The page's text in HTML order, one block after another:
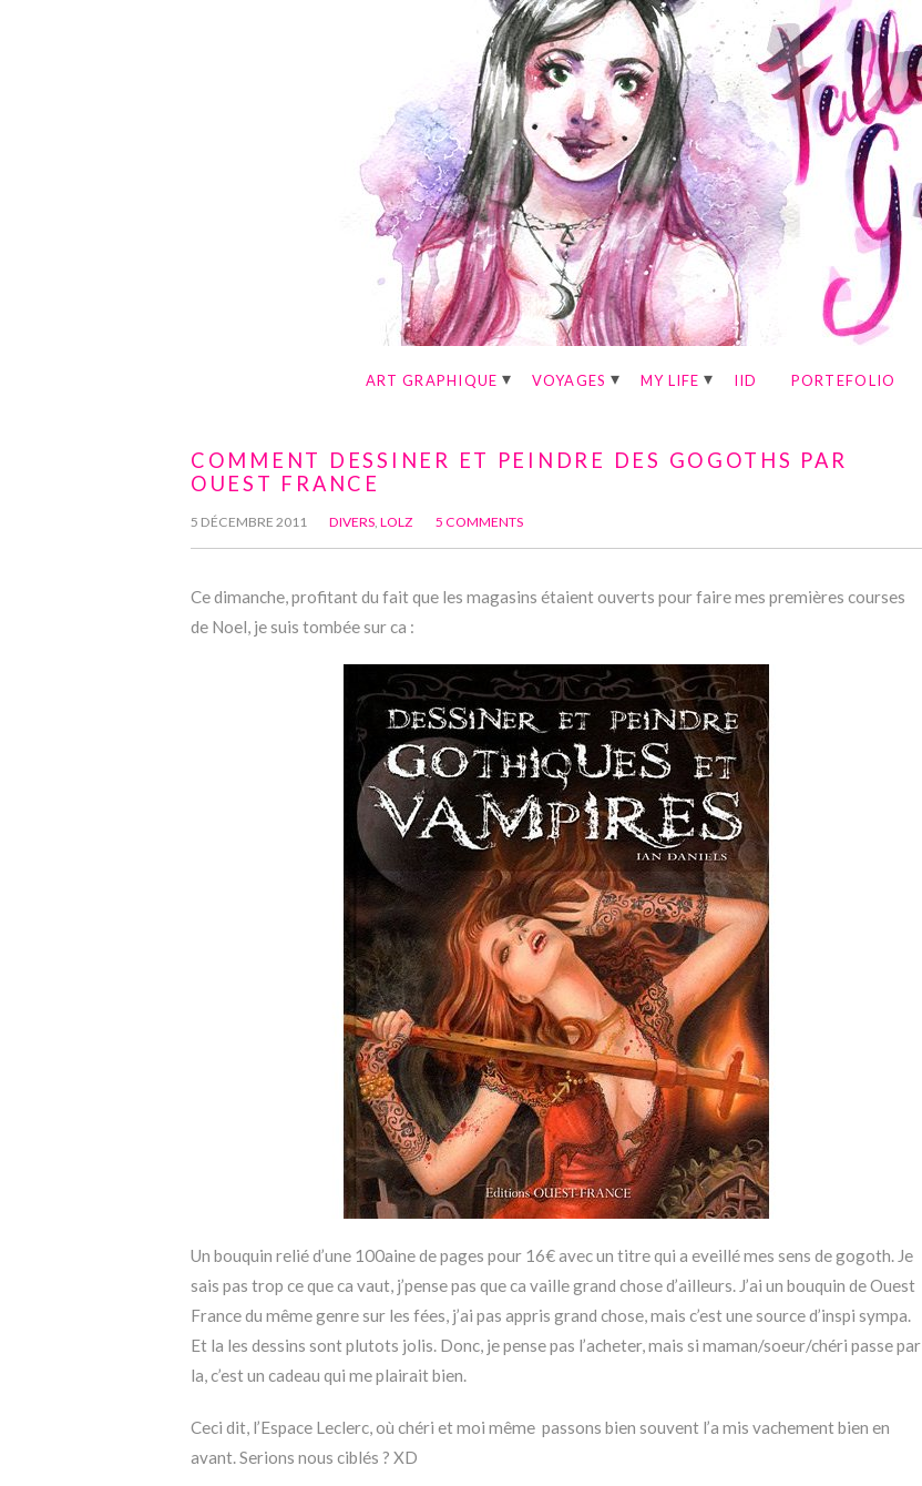
ART GRAPHIQUE VOYAGES MY LIFE IID PORTEFOLIO
COMMENT DESSINER ET PEINDRE DES GOGOTHS PAR
OUEST FRANCE
5 DÉCEMBRE 2011 DIVERS, LOLZ 5 COMMENTS
Ce dimanche, profitant du fait que les magasins étaient ouverts pour faire mes premières courses
de Noel, je suis tombée sur ca :
Un bouquin relié d’une 100aine de pages pour 16€ avec un titre qui a eveillé mes sens de gogoth. Je
sais pas trop ce que ca vaut, j’pense pas que ca vaille grand chose d’ailleurs. J’ai un bouquin de Ouest
France du même genre sur les fées, j’ai pas appris grand chose, mais c’est une source d’inspi sympa.
Et la les dessins sont plutots jolis. Donc, je pense pas l’acheter, mais si maman/soeur/chéri passe par
la, c’est un cadeau qui me plairait bien.
Ceci dit, l’Espace Leclerc, où chéri et moi même passons bien souvent l’a mis vachement bien en
avant. Serions nous ciblés ? XD